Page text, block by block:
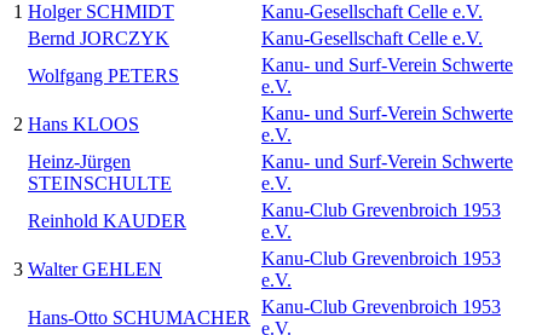
1 Holger SCHMIDT
Kanu-Gesellschaft Celle e.V.
Bernd JORCZYK
Kanu-Gesellschaft Celle e.V.
2
Wolfgang PETERS
Kanu- und Surf-Verein Schwerte
e.V.
Hans KLOOS
Kanu- und Surf-Verein Schwerte
e.V.
Heinz-Jürgen
STEINSCHULTE
Kanu- und Surf-Verein Schwerte
e.V.
3
Reinhold KAUDER
Kanu-Club Grevenbroich 1953
e.V.
Walter GEHLEN
Kanu-Club Grevenbroich 1953
e.V.
Hans-Otto SCHUMACHER
Kanu-Club Grevenbroich 1953
e.V.